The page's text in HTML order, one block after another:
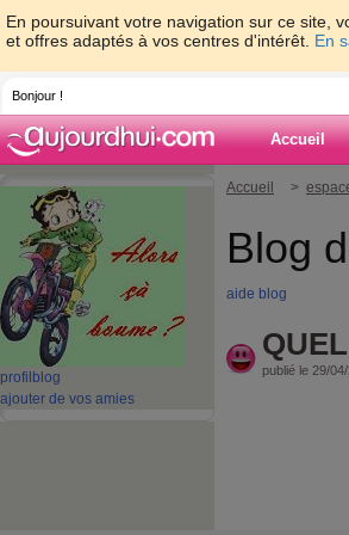
En poursuivant votre navigation sur ce site,
et offres adaptés à vos centres d'intérêt. En
Bonjour !
Accueil
profil blog
ajouter de vos amies
Accueil >
Blog
aide blog
publié le 29/